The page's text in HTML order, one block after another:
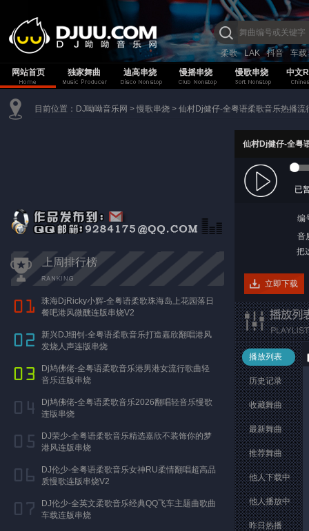
柔歌 LAK 抖音
车载
网站首页
独家舞曲 迪高串烧 慢摇串烧 慢歌串烧 中文
目前位置： DJ呦呦音乐网 > 慢歌串烧 > 仙村Dj健仔-全粤语柔歌音乐热播流
上周排行榜
珠海DjRicky小辉-全粤语柔歌珠海岛上花园落日
餐吧港风微醺连版串烧V2
新兴DJ细钊-全粤语柔歌音乐打造嘉欣翻唱港风
发烧人声连版串烧
Dj鸠佛佬-全粤语柔歌音乐港男港女流行歌曲轻
音乐连版串烧
Dj鸠佛佬-全粤语柔歌音乐2026翻唱轻音乐慢歌
连版串烧
DJ荣少-全粤语柔歌音乐精选嘉欣不装饰你的梦
港风连版串烧
DJ伦少-全粤语柔歌音乐女神RU柔情翻唱超高品
质慢歌连版串烧V2
DJ伦少-全英文柔歌音乐经典QQ飞车主题曲歌曲
车载连版串烧
仙村Dj健仔-全粤
已
编
音
把
立即下载
播放列表
历史记录
收藏舞曲
最新舞曲
推荐舞曲
他人下载中
他人播放中
昨日热播